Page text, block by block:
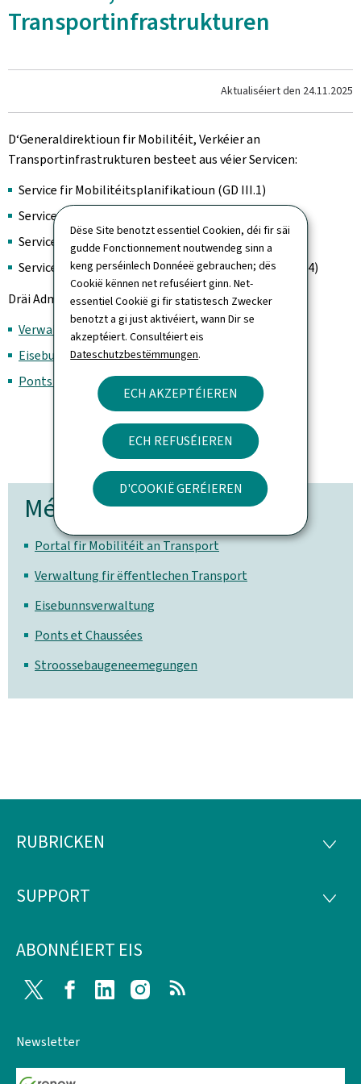
Dëse Site benotzt essentiel Cookien, déi fir säi
gudde Fonctionnement noutwendeg sinn a
keng perséinlech Donnéeë gebrauchen; dës
Cookië kënnen net refuséiert ginn. Net-
essentiel Cookië gi fir statistesch Zwecker
benotzt a gi just aktivéiert, wann Dir se
akzeptéiert. Consultéiert eis
Dateschutzbestëmmungen.
ECH AKZEPTÉIEREN
ECH REFUSÉIEREN
D'COOKIË GERÉIEREN
Transportinfrastrukturen
Aktualiséiert den 24.11.2025
D‘Generaldirektioun fir Mobilitéit, Verkéier an
Transportinfrastrukturen besteet aus véier Servicen:
Service fir Mobilitéitsplanifikatioun (GD III.1)
Service vun der Eisebunn (GD III.2)
Service fir Stroossenaarbechten (GD III.3)
Service fir Zirkulatioun a Verkéierssécherheet (GD III.4)
Dräi Administratioune sinn dem Ministère ënnerstallt:
Verwaltung fir ëffentlechen Transport
Eisebunnsverwaltung
Ponts et Chaussées
Méi zu dësem Thema
Portal fir Mobilitéit an Transport
Verwaltung fir ëffentlechen Transport
Eisebunnsverwaltung
Ponts et Chaussées
Stroossebaugeneemegungen
Fousszeil
RUBRICKEN
SUPPORT
ABONNÉIERT EIS
Twitter FacebookLinkedIn Instagram
Newsletter